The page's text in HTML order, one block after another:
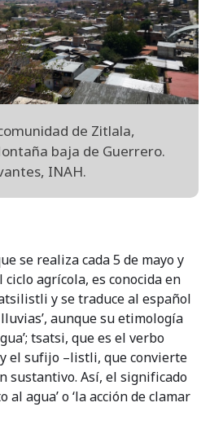
de Zitlala,
baja de Guerrero.
INAH.
se realiza cada 5 de mayo y
agrícola, es conocida en
y se traduce al español
aunque su etimología
tsatsi, que es el verbo
y el sufijo –listli, que convierte
sustantivo. Así, el significado
al agua’ o ‘la acción de clamar